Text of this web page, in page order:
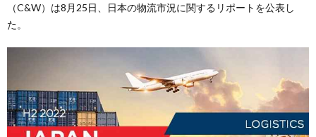
（C&W）は8月25日、日本の物流市況に関するリポートを公表し
た。